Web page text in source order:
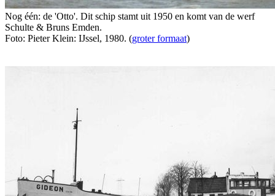
Nog één: de 'Otto'. Dit schip stamt uit 1950 en komt van de werf
Schulte & Bruns Emden.
Foto: Pieter Klein: IJssel, 1980. (groter formaat)